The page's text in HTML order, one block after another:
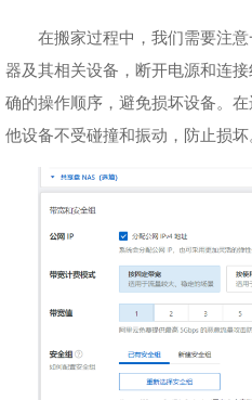
在搬家过程中，我们需要注
器及其相关设备，断开电源和连
确的操作顺序，避免损坏设备。
他设备不受碰撞和振动，防止损坏